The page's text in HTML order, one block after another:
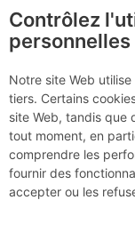
Brazil
France
Contrôlez
personnelles
Notre site Web
tiers. Certains
site Web, tandis que
tout moment, en
comprendre les
fournir des
accepter ou les